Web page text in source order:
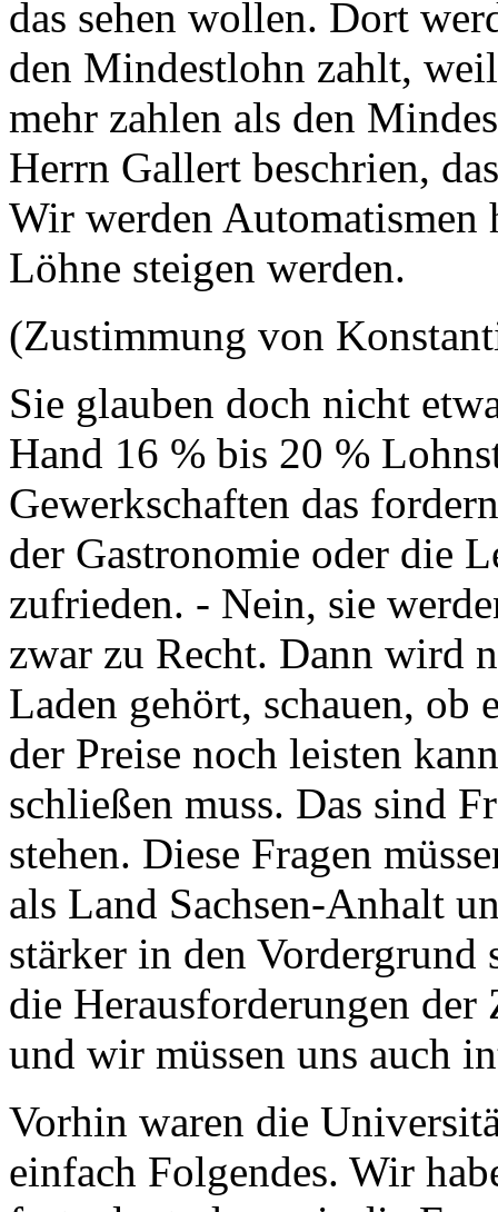
das sehen wollen. Dort
den Mindestlohn zahlt,
mehr zahlen als den
Herrn Gallert beschrien,
Wir werden Automatismen
Löhne steigen werden.
(Zustimmung von
Sie glauben doch nicht
Hand 16 % bis 20 %
Gewerkschaften das
der Gastronomie oder die
zufrieden. - Nein, sie
zwar zu Recht. Dann wird
Laden gehört, schauen, ob
der Preise noch leisten
schließen muss. Das sind
stehen. Diese Fragen
als Land Sachsen-Anhalt
stärker in den Vordergrund
die Herausforderungen
und wir müssen uns auch
Vorhin waren die
einfach Folgendes. Wir